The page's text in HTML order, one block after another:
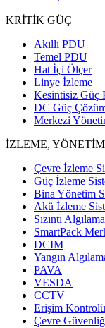
KRİTİK GÜÇ
Akıllı PDU
Temel PDU
Hat İçi Ölçer
Linye İzleme
Kesintisiz Güç
DC Güç
Merkezi
İZLEME,
Çevre İzleme
Güç İzleme
Bina Yönetim
Akü İzleme
Sızıntı
SmartPack
DCIM
Yangın
PAVA
VESDA
CCTV
Erişim
Çevre